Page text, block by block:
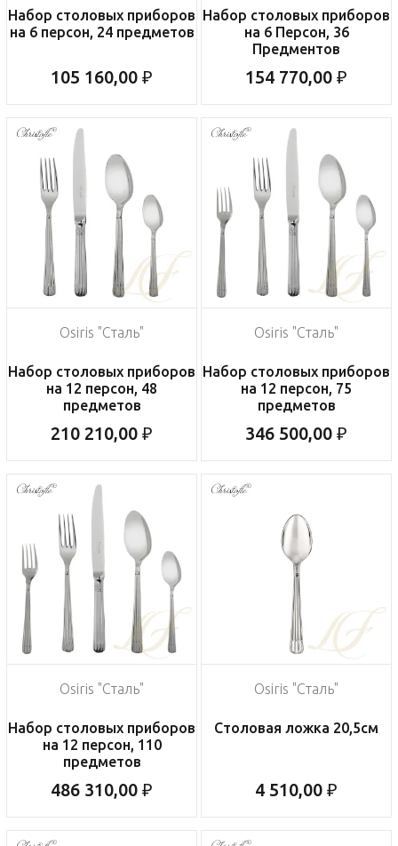
Набор столовых приборов
на 6 персон, 24 предметов
105 160,00 ₽
Набор столовых приборов
на 6 Персон, 36
Предментов
154 770,00 ₽
Osiris "Сталь"
Набор столовых приборов
на 12 персон, 48
предметов
210 210,00 ₽
Osiris "Сталь"
Набор столовых приборов
на 12 персон, 75
предметов
346 500,00 ₽
Osiris "Сталь"
Набор столовых приборов
на 12 персон, 110
предметов
486 310,00 ₽
Osiris "Сталь"
Столовая ложка 20,5см
4 510,00 ₽